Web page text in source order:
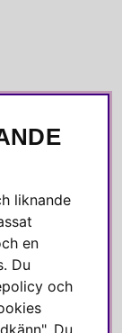
liknande
en
Du
och
Du